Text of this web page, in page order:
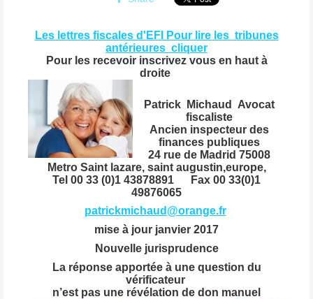
Les lettres fiscales d'EFI Pour lire les tribunes
antérieures cliquer
Pour les recevoir inscrivez vous en haut à
droite
Patrick Michaud Avocat
fiscaliste
Ancien inspecteur des
finances publiques
24 rue de Madrid 75008
Metro Saint lazare, saint augustin,europe,
Tel 00 33 (0)1 43878891 Fax 00 33(0)1
49876065
patrickmichaud@orange.fr
mise à jour janvier 2017
Nouvelle jurisprudence
La réponse apportée à une question du
vérificateur
n’est pas une révélation de don manuel